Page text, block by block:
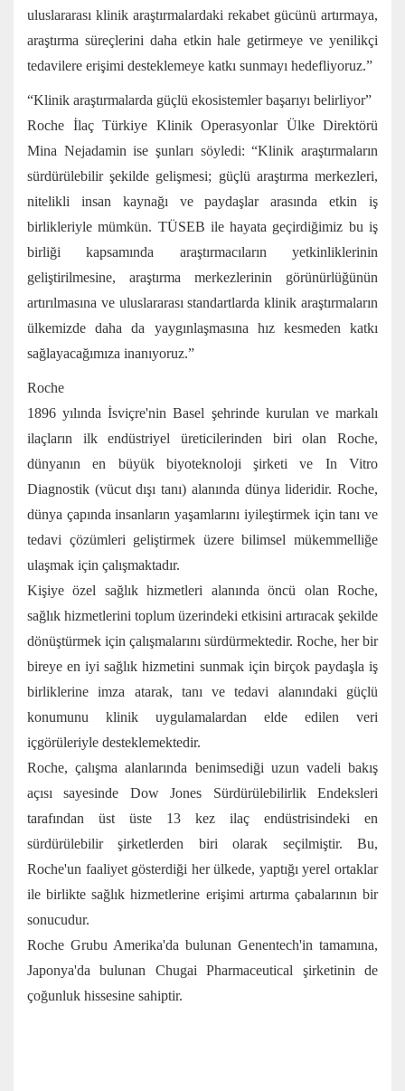
uluslararası klinik araştırmalardaki rekabet gücünü artırmaya,
araştırma süreçlerini daha etkin hale getirmeye ve yenilikçi
tedavilere erişimi desteklemeye katkı sunmayı hedefliyoruz.”
“Klinik araştırmalarda güçlü ekosistemler başarıyı belirliyor”
Roche İlaç Türkiye Klinik Operasyonlar Ülke Direktörü
Mina Nejadamin ise şunları söyledi: “Klinik araştırmaların
sürdürülebilir şekilde gelişmesi; güçlü araştırma merkezleri,
nitelikli insan kaynağı ve paydaşlar arasında etkin iş
birlikleriyle mümkün. TÜSEB ile hayata geçirdiğimiz bu iş
birliği kapsamında araştırmacıların yetkinliklerinin
geliştirilmesine, araştırma merkezlerinin görünürlüğünün
artırılmasına ve uluslararası standartlarda klinik araştırmaların
ülkemizde daha da yaygınlaşmasına hız kesmeden katkı
sağlayacağımıza inanıyoruz.”
Roche
1896 yılında İsviçre'nin Basel şehrinde kurulan ve markalı
ilaçların ilk endüstriyel üreticilerinden biri olan Roche,
dünyanın en büyük biyoteknoloji şirketi ve In Vitro
Diagnostik (vücut dışı tanı) alanında dünya lideridir. Roche,
dünya çapında insanların yaşamlarını iyileştirmek için tanı ve
tedavi çözümleri geliştirmek üzere bilimsel mükemmelliğe
ulaşmak için çalışmaktadır.
Kişiye özel sağlık hizmetleri alanında öncü olan Roche,
sağlık hizmetlerini toplum üzerindeki etkisini artıracak şekilde
dönüştürmek için çalışmalarını sürdürmektedir. Roche, her bir
bireye en iyi sağlık hizmetini sunmak için birçok paydaşla iş
birliklerine imza atarak, tanı ve tedavi alanındaki güçlü
konumunu klinik uygulamalardan elde edilen veri
içgörüleriyle desteklemektedir.
Roche, çalışma alanlarında benimsediği uzun vadeli bakış
açısı sayesinde Dow Jones Sürdürülebilirlik Endeksleri
tarafından üst üste 13 kez ilaç endüstrisindeki en
sürdürülebilir şirketlerden biri olarak seçilmiştir. Bu,
Roche'un faaliyet gösterdiği her ülkede, yaptığı yerel ortaklar
ile birlikte sağlık hizmetlerine erişimi artırma çabalarının bir
sonucudur.
Roche Grubu Amerika'da bulunan Genentech'in tamamına,
Japonya'da bulunan Chugai Pharmaceutical şirketinin de
çoğunluk hissesine sahiptir.